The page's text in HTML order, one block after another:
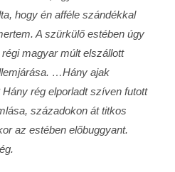
hogy én afféle szándékkal
A szürkülő estében úgy
magyar múlt elszállott
…Hány ajak
rég elporladt szíven futott
századokon át titkos
az estében előbuggyant.